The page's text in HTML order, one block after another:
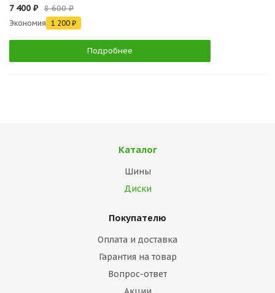
7 400 ₽ 8 600 ₽
Экономия 1 200 ₽
Подробнее
Каталог
Шины
Диски
Покупателю
Оплата и доставка
Гарантия на товар
Вопрос-ответ